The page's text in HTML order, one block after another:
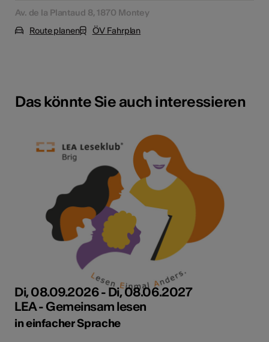
Av. de la Plantaud 8, 1870 Montey
Route planen
ÖV Fahrplan
Das könnte Sie auch interessieren
Di, 08.09.2026 - Di, 08.06.2027
LEA - Gemeinsam lesen
in einfacher Sprache